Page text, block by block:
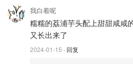
2️⃣調粉漿，将粘米粉、澄面粉和玉
后，加入水（粉和水的比例是1:1
3️⃣把泡好的蝦米瑤柱撈出，瑤柱捏
我白着呢
糯糯的荔浦芋头配上甜甜咸咸
又长出来了
2024-01-15 · 回复